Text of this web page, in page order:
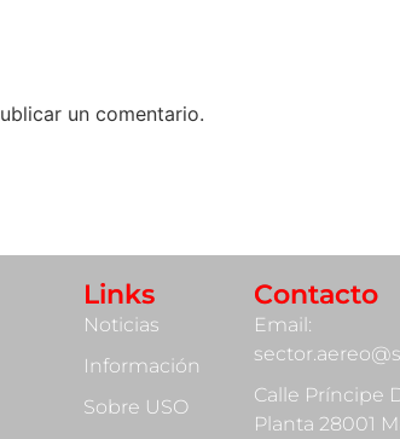
un comentario.
Links
Noticias
Información
Sobre USO
Contacto
Email:
Calle Príncipe
Planta 28001